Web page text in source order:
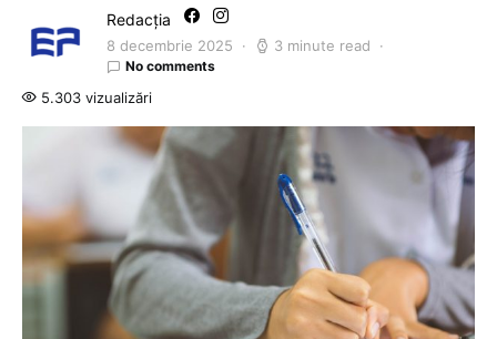
Redacția
8 decembrie 2025 3 minute read
No comments
5.303 vizualizări